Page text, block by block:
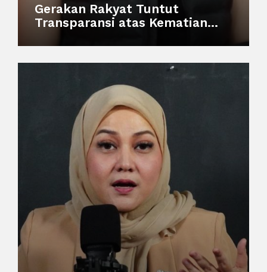
Gerakan Rakyat Tuntut
Transparansi atas Kematian
Semarang Zoo